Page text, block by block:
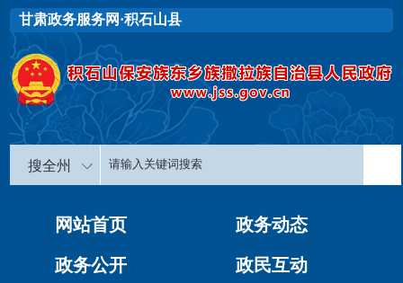
甘肃政务服务网·积石山县
搜全州
网站首页 政务动态
政务公开 政民互动